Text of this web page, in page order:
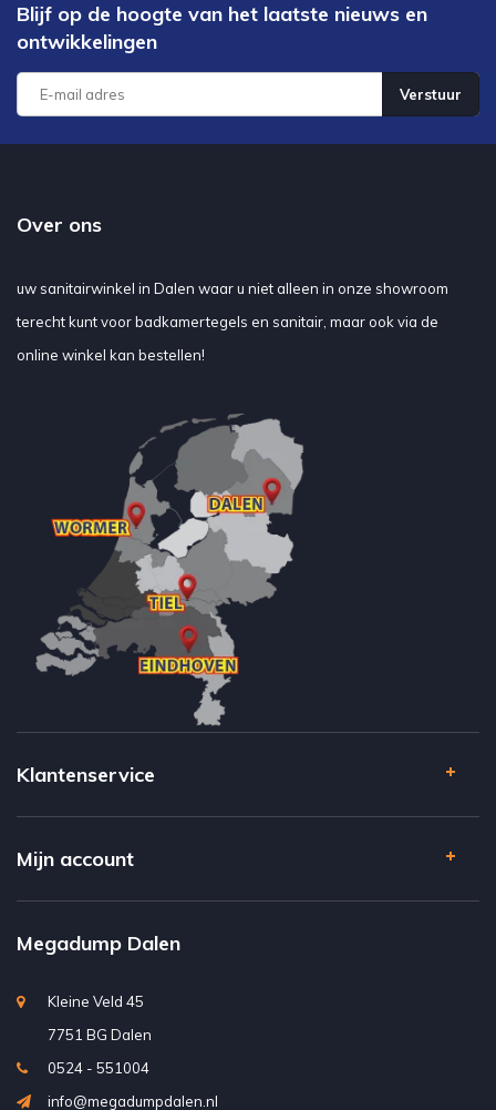
Blijf op de hoogte van het laatste nieuws en
ontwikkelingen
Verstuur
Over ons
uw sanitairwinkel in Dalen waar u niet alleen in onze showroom
terecht kunt voor badkamertegels en sanitair, maar ook via de
online winkel kan bestellen!
Klantenservice
Mijn account
Megadump Dalen
Kleine Veld 45
7751 BG Dalen
0524 - 551004
info@megadumpdalen.nl